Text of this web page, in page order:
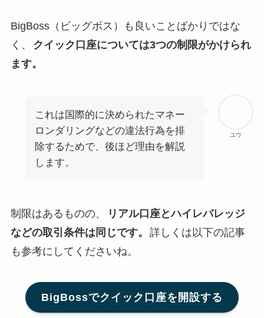
BigBoss（ビッグボス）も良いことばかりではな
く、
クイック口座については3つの制限がかけられ
ます。
ユウ
これは国際的に決められたマネー
ロンダリングなどの違法行為を排
除するためで、後ほど理由を解説
します。
制限はあるものの、
リアル口座とハイレバレッジ
などの取引条件は同じです。
詳しくは以下の記事
も参考にしてくださいね。
BigBossでクイック口座を開設する